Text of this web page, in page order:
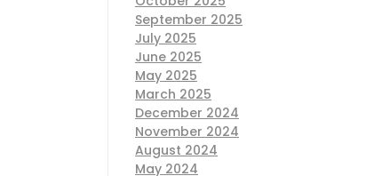
September 2025
July 2025
June 2025
May 2025
March 2025
December 2024
November 2024
August 2024
May 2024